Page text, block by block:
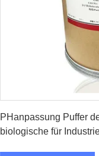
PHanpassung Puffer
biologische für